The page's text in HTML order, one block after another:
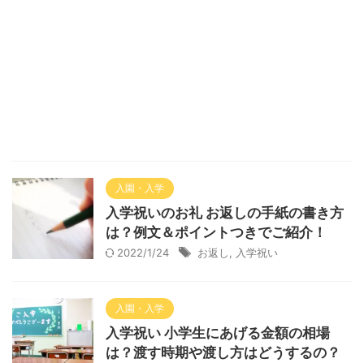
入園・入学
入学祝いのお礼 お返しの手紙の書き方
は？例文＆ポイントつきでご紹介！
2022/1/24 お返し 入学祝い
入園・入学
入学祝い 小学生にあげる金額の相場
は？渡す時期や渡し方はどうするの？